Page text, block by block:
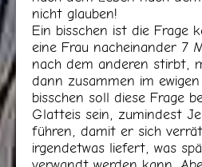
nicht glauben!
Ein bisschen ist die Frage
eine Frau nacheinander 7
nach dem anderen stirbt,
dann zusammen im
bisschen soll diese Frage
Glatteis sein, zumindest
führen, damit er sich
irgendetwas liefert, was